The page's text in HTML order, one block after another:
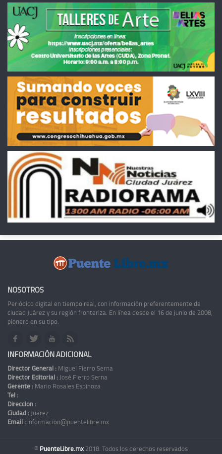
NOSOTROS
Periódico digital en tiempo real, con información preferentemente de
ciudad Juárez y su región fronteriza. En línea desde el 16 de junio de 2008,
pionero en su tipo.
INFORMACIÓN ADICIONAL
Director General : Miguel Fierro Serna
Director Editorial : José Fierro Serna
Gerente : Mario Rosales Espinoza
Tel :
Dirección :
Ciudad : Juárez
Email : información@puentelibre.mx
© PuenteLibre.mx 2018. Todos los derechos reservados